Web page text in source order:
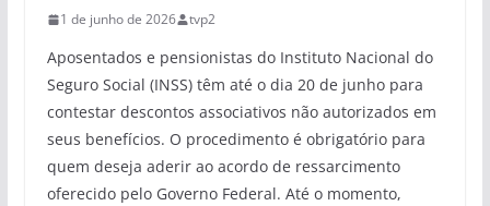
1 de junho de 2026 tvp2
Aposentados e pensionistas do Instituto Nacional do
Seguro Social (INSS) têm até o dia 20 de junho para
contestar descontos associativos não autorizados em
seus benefícios. O procedimento é obrigatório para
quem deseja aderir ao acordo de ressarcimento
oferecido pelo Governo Federal. Até o momento,